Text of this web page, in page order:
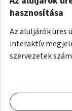
hasznosítása
Az aluljárók üres
interaktív
szervezetek
például
vagy